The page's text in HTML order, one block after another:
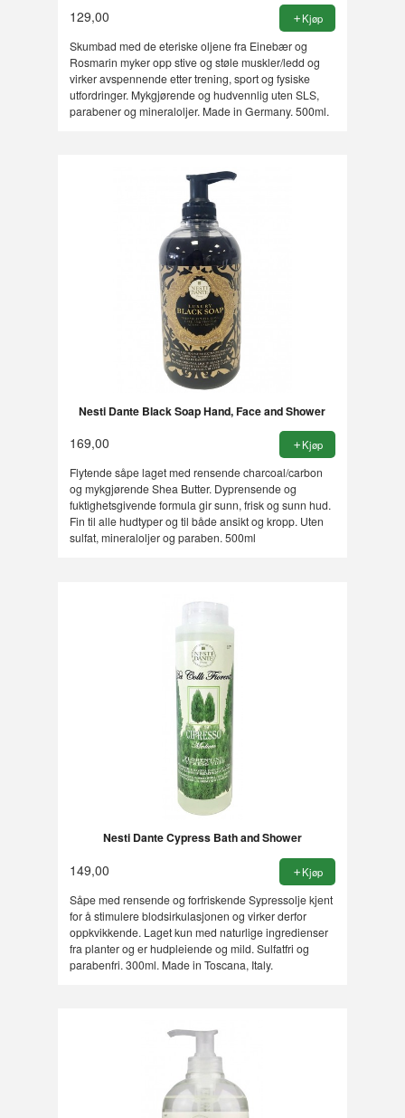
129,00 Kjøp
Skumbad med de eteriske oljene fra Einebær og
Rosmarin myker opp stive og støle muskler/ledd og
virker avspennende etter trening, sport og fysiske
utfordringer. Mykgjørende og hudvennlig uten SLS,
parabener og mineraloljer. Made in Germany. 500ml.
Nesti Dante Black Soap Hand, Face and Shower
169,00 Kjøp
Flytende såpe laget med rensende charcoal/carbon
og mykgjørende Shea Butter. Dyprensende og
fuktighetsgivende formula gir sunn, frisk og sunn hud.
Fin til alle hudtyper og til både ansikt og kropp. Uten
sulfat, mineraloljer og paraben. 500ml
Nesti Dante Cypress Bath and Shower
149,00 Kjøp
Såpe med rensende og forfriskende Sypressolje kjent
for å stimulere blodsirkulasjonen og virker derfor
oppkvikkende. Laget kun med naturlige ingredienser
fra planter og er hudpleiende og mild. Sulfatfri og
parabenfri. 300ml. Made in Toscana, Italy.